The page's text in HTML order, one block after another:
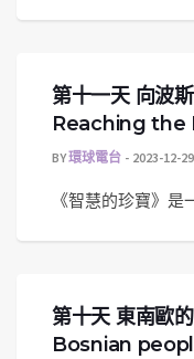
第十一天 向波
Reaching the
BY環球電台 2023-12-29
《智慧的珍寶》
第十天 東南歐
Bosnian